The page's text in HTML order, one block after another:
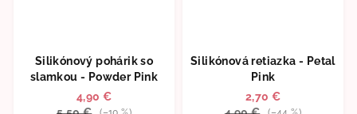
Silikónový pohárik so
slamkou - Powder Pink
4,90 €
Silikónová retiazka - Petal
Pink
2,70 €